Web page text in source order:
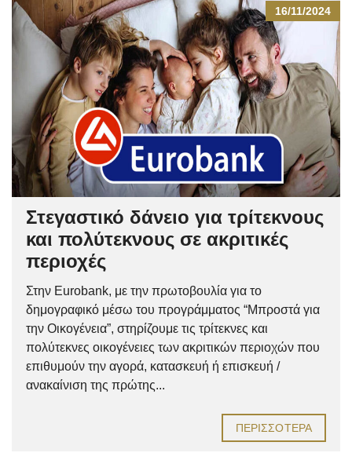
16/11/2024
Στεγαστικό δάνειο για τρίτεκνους
και πολύτεκνους σε ακριτικές
περιοχές
Στην Eurobank, με την πρωτοβουλία για το
δημογραφικό μέσω του προγράμματος “Μπροστά για
την Οικογένεια”, στηρίζουμε τις τρίτεκνες και
πολύτεκνες οικογένειες των ακριτικών περιοχών που
επιθυμούν την αγορά, κατασκευή ή επισκευή /
ανακαίνιση της πρώτης...
ΠΕΡΙΣΣΌΤΕΡΑ